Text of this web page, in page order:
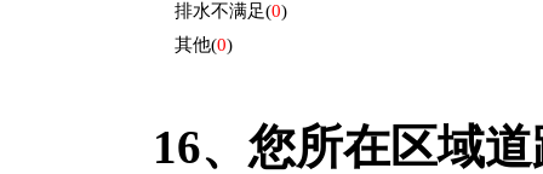
排水不满足(0)
其他(0)
16、 您所在区域